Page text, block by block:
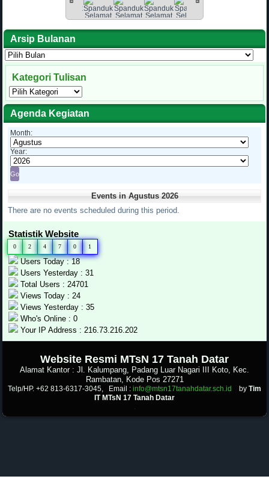
Arsip Bulanan
Arsip
Bulanan
Kategori Tulisan
Kategori
Tulisan
Agenda Kegiatan
Month:
Year:
Events in Agustus 2026
There are no events scheduled during this period.
Statistik Website
0 2 4 7 0 1
Users Today : 18
Users Yesterday : 31
Total Users : 24701
Views Today : 24
Views Yesterday : 35
Who's Online : 0
Your IP Address : 216.73.216.202
Website Resmi MTsN 17 Tanah Datar
Alamat Kantor : Jl. Kalumpang, Padang Luar Nagari III Koto, Kec.
Rambatan, Kode Pos 27271
Telp/HP. +62 813-6317-3045, Email : info@mtsn17tanahdatar.sch.id by Tim
IT MTsN 17 Tanah Datar
.